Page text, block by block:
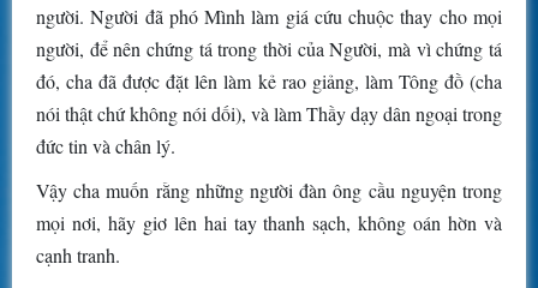
người. Người đã phó Mình làm giá cứu chuộc thay cho mọi
người, để nên chứng tá trong thời của Người, mà vì chứng tá
đó, cha đã được đặt lên làm kẻ rao giảng, làm Tông đồ (cha
nói thật chứ không nói dối), và làm Thầy dạy dân ngoại trong
đức tin và chân lý.
Vậy cha muốn rằng những người đàn ông cầu nguyện trong
mọi nơi, hãy giơ lên hai tay thanh sạch, không oán hờn và
cạnh tranh.